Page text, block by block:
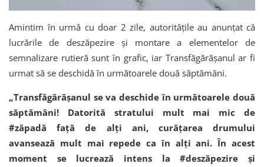
Amintim în urmă cu doar 2 zile, autoritățile au anunțat că
lucrările de deszăpezire și montare a elementelor de
semnalizare rutieră sunt în grafic, iar Transfăgărășanul ar fi
urmat să se deschidă în următoarele două săptămâni.
„Transfăgărășanul se va deschide în următoarele două
săptămâni! Datorită stratului mult mai mic de
#zăpadă față de alți ani, curățarea drumului
avansează mult mai repede ca în alți ani. În acest
moment se lucrează intens la #deszăpezire și